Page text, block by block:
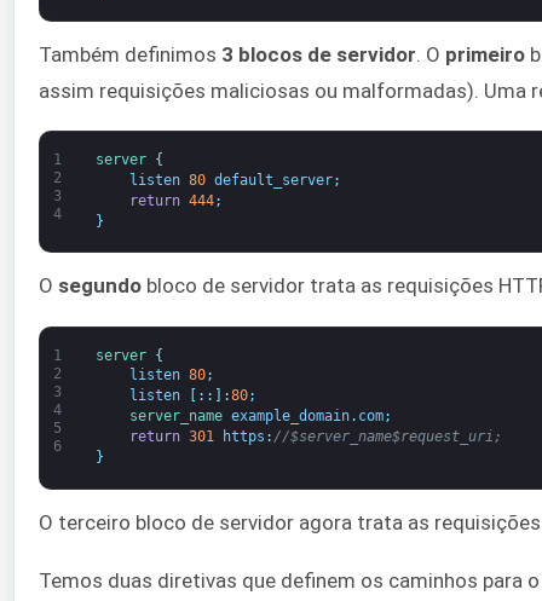
Também definimos 3 blocos de servidor . O primeiro
assim requisições maliciosas ou malformadas). Uma
1
2
3
4
server
{
listen 80 default_server;
return 444;
}
O segundo bloco de servidor trata as requisições
1
2
3
4
5
6
server
{
listen 80;
listen
: : :80;
server_name example_domain. com;
return 301 https : //$server_name$request_uri;
}
O terceiro bloco de servidor agora trata as
Temos duas diretivas que definem os caminhos para